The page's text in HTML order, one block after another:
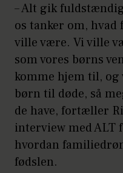
– Alt gik
os tanker om,
ville være. Vi ville
som vores børns
komme hjem til, og
børn til døde, så
de have, fortæller
interview med ALT
hvordan
fødslen.